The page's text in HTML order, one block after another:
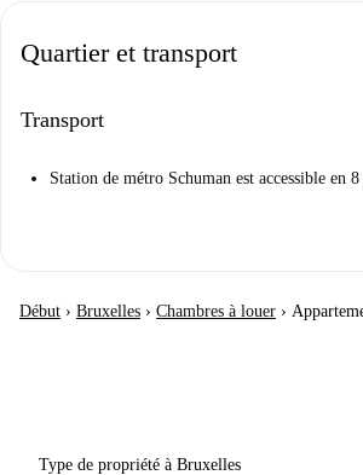
Quartier et transport
Transport
Station de métro Schuman est accessible en 8
Début › Bruxelles › Chambres à louer ›
Type de propriété à Bruxelles